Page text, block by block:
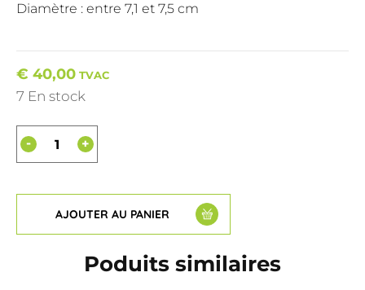
Diamètre : entre 7,1 et 7,5 cm
€ 40,00 TVAC
7 En stock
+
-
AJOUTER AU PANIER
Poduits similaires